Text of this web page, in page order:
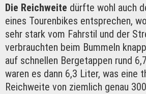
Die Reichweite dürfte wohl auch
eines Tourenbikes entsprechen,
sehr stark vom Fahrstil und der
verbrauchten beim Bummeln
auf schnellen Bergetappen rund
waren es dann 6,3 Liter, was eine
Reichweite von ziemlich genau